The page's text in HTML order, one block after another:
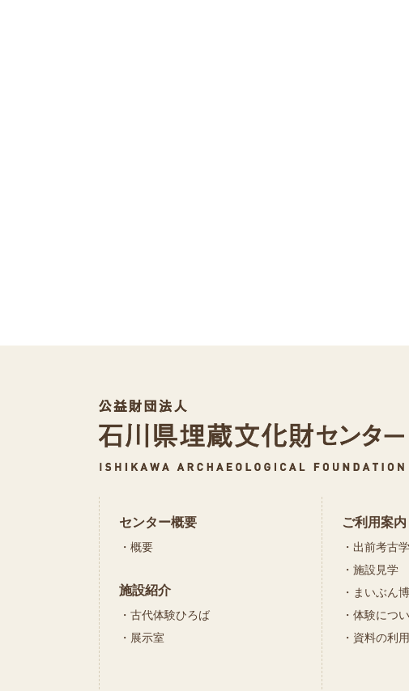
センター概要
概要
施設紹介
古代体験ひろば
展示室
ご利用案内
出前考古
施設見学
まいぶん
体験につ
資料の利